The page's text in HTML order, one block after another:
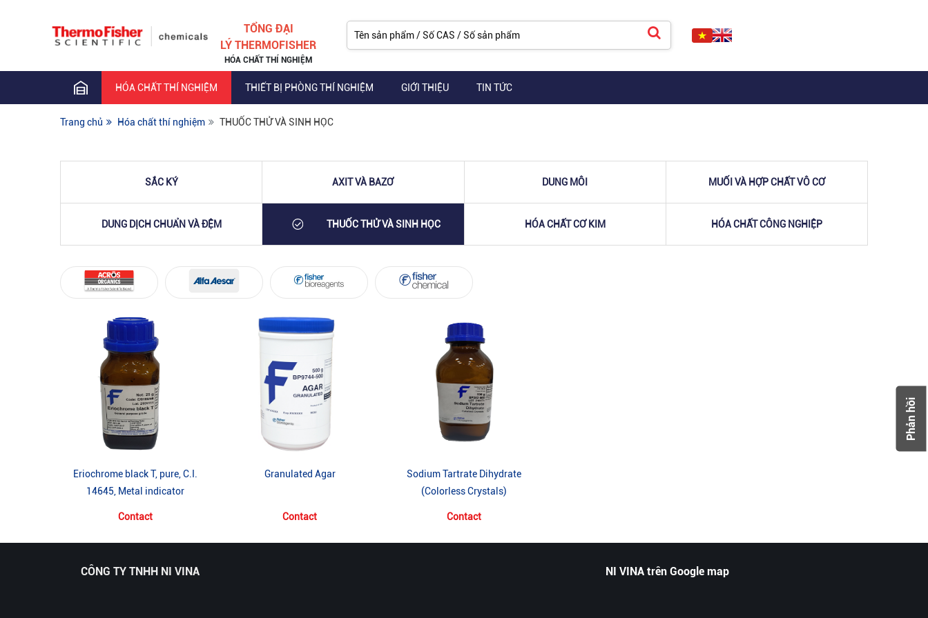
TỔNG ĐẠI
LÝ THERMOFISHER
HÓA CHẤT THÍ NGHIỆM
HÓA CHẤT THÍ NGHIỆM THIẾT BỊ PHÒNG THÍ NGHIỆM GIỚI THIỆU TIN TỨC
Trang chủ Hóa chất thí nghiệm THUỐC THỬ VÀ SINH HỌC
SẮC KÝ AXIT VÀ BAZƠ DUNG MÔI MUỐI VÀ HỢP CHẤT VÔ CƠ
DUNG DỊCH CHUẨN VÀ ĐỆM THUỐC THỬ VÀ SINH HỌC HÓA CHẤT CƠ KIM HÓA CHẤT CÔNG NGHIỆP
Eriochrome black T, pure, C.I.
14645, Metal indicator
Contact
Granulated Agar
Contact
Sodium Tartrate Dihydrate
(Colorless Crystals)
Contact
CÔNG TY TNHH NI VINA NI VINA trên Google map
Phản hồi